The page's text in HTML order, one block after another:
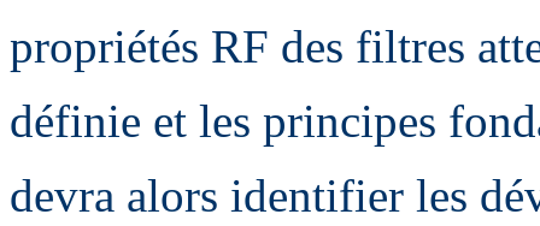
propriétés RF des filtres
définie et les principes
devra alors identifier les